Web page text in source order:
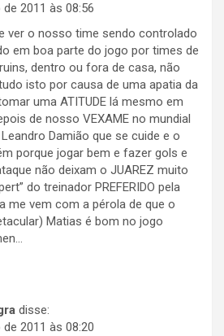
2011 às 08:56
ver o nosso time sendo controlado
em boa parte do jogo por times de
dentro ou fora de casa, não
isto por causa de uma apatia da
uma ATITUDE lá mesmo em
de nosso VEXAME no mundial
Damião que se cuide e o
porque jogar bem e fazer gols e
não deixam o JUAREZ muito
do treinador PREFERIDO pela
me vem com a pérola de que o
Matias é bom no jogo
disse:
2011 às 08:20